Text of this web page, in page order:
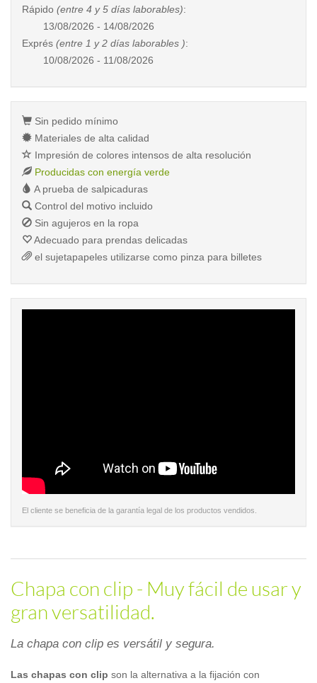
Rápido (entre 4 y 5 días laborables):
13/08/2026 - 14/08/2026
Exprés (entre 1 y 2 días laborables ):
10/08/2026 - 11/08/2026
Sin pedido mínimo
Materiales de alta calidad
Impresión de colores intensos de alta resolución
Producidas con energía verde
A prueba de salpicaduras
Control del motivo incluido
Sin agujeros en la ropa
Adecuado para prendas delicadas
el sujetapapeles utilizarse como pinza para billetes
El cliente se beneficia de la garantía legal de los productos vendidos.
Chapa con clip - Muy fácil de usar y
gran versatilidad.
La chapa con clip es versátil y segura.
Las chapas con clip son la alternativa a la fijación con